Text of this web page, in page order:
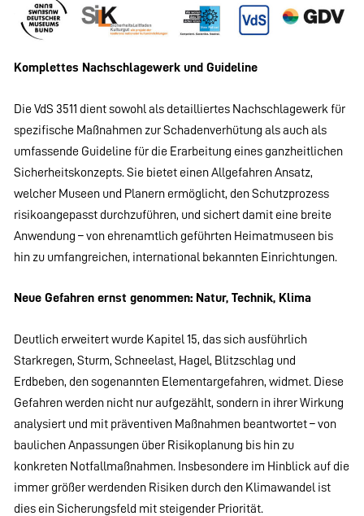
Komplettes Nachschlagewerk und Guideline
Die VdS 3511 dient sowohl als detailliertes Nachschlagewerk für
spezifische Maßnahmen zur Schadenverhütung als auch als
umfassende Guideline für die Erarbeitung eines ganzheitlichen
Sicherheitskonzepts. Sie bietet einen Allgefahren Ansatz,
welcher Museen und Planern ermöglicht, den Schutzprozess
risikoangepasst durchzuführen, und sichert damit eine breite
Anwendung – von ehrenamtlich geführten Heimatmuseen bis
hin zu umfangreichen, international bekannten Einrichtungen.
Neue Gefahren ernst genommen: Natur, Technik, Klima
Deutlich erweitert wurde Kapitel 15, das sich ausführlich
Starkregen, Sturm, Schneelast, Hagel, Blitzschlag und
Erdbeben, den sogenannten Elementargefahren, widmet. Diese
Gefahren werden nicht nur aufgezählt, sondern in ihrer Wirkung
analysiert und mit präventiven Maßnahmen beantwortet – von
baulichen Anpassungen über Risikoplanung bis hin zu
konkreten Notfallmaßnahmen. Insbesondere im Hinblick auf die
immer größer werdenden Risiken durch den Klimawandel ist
dies ein Sicherungsfeld mit steigender Priorität.